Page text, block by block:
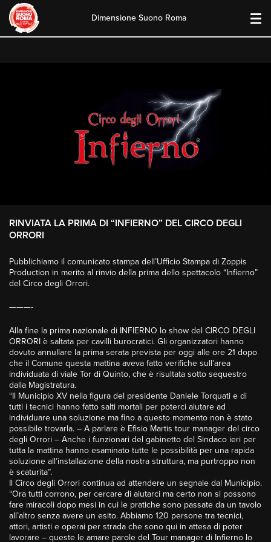
Dimensione Suono Roma
RINVIATA LA PRIMA DI “INFIERNO” DEL CIRCO DEGLI
ORRORI
Pubblichiamo il comunicato stampa dell’Ufficio Stampa di Zoppis
Production in merito al rinvio della prima dello spettacolo “Infierno”
del Circo degli Orrori.
———-
Alla fine la prima nazionale di INFIERNO lo show del CIRCO DEGLI
ORRORI è saltata per cavilli burocratici. Gli organizzatori hanno
dovuto annullare la prima serata prevista per oggi alle ore 21 dopo
che il Comune questa mattina aveva fatto verifiche sull’area
individuata di viale Tor di Quinto, che è risultata sotto sequestro
dalla Magistratura.
“Il Municipio XV nella figura del presidente Daniele Torquati e di
tutti i tecnici hanno fatto salti mortali per poterci aiutare ad
individuare una soluzione ma fino a questo momento non è stato
possibile trovarla. – A parlare è Efisio Martis tour manager del circo
degli Orrori – Anche i funzionari del gabinetto del Sindaco ieri per
tutta la mattina hanno esaminato tutte le possibilità per una rapida
soluzione all’installazione della nostra struttura, ma purtroppo non
è scaturita”.
Il Circo degli Orrori continua ad attendere un segnale dal Municipio.
“Ora tutti corrono, per cercare di aiutarci ma certo non si possono
fare miracoli dopo mesi in cui le pratiche sono passate da un tavolo
all’altro senza avere un esito. Abbiamo 120 persone tra tecnici,
attori, artisti e operai per strada che sono qui in attesa di poter
lavorare – queste le amare parole del Tour manager di Infierno lo